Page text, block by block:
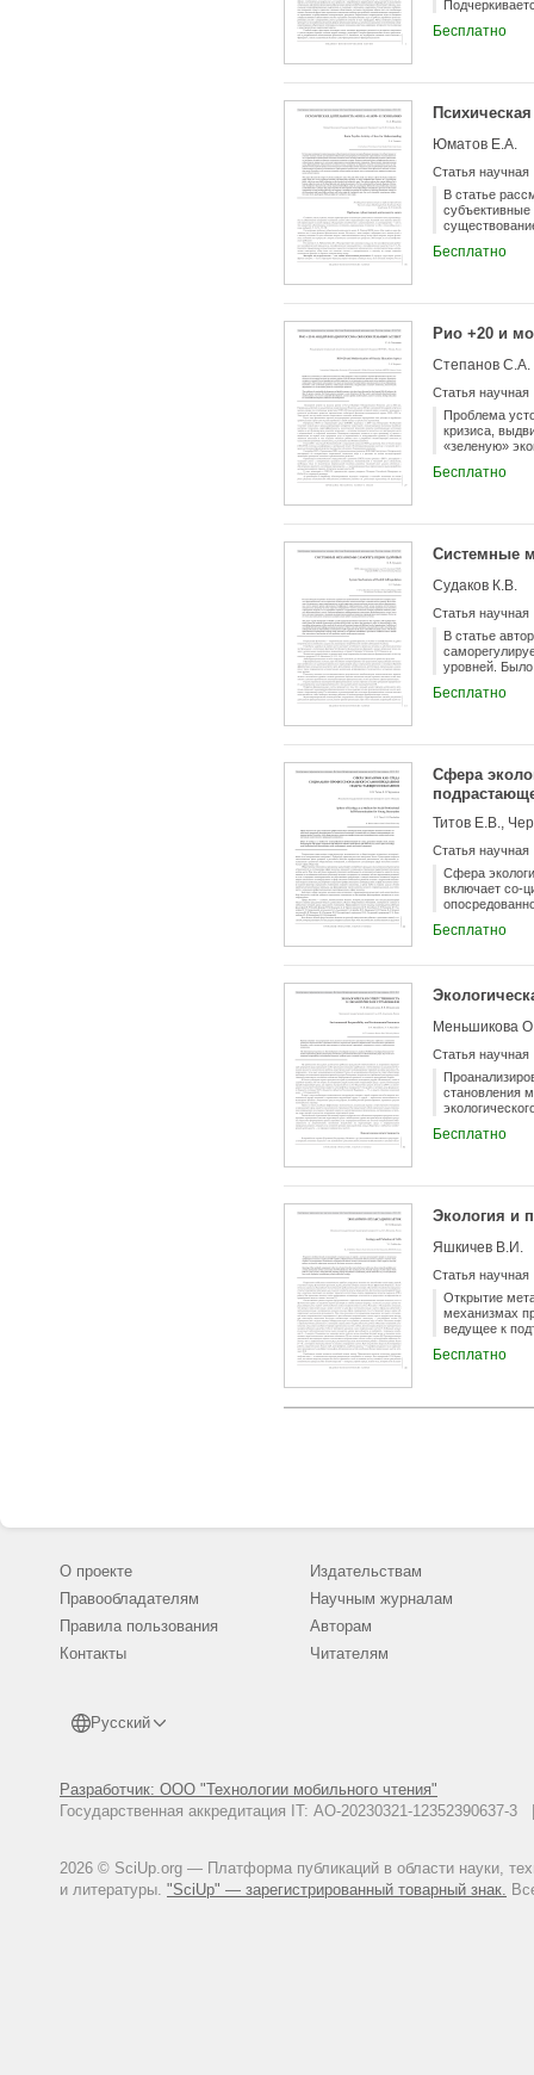
системных и
Бесплатно
Юматов Е.А.
Статья научная
В статье
субъективные
крови.
Бесплатно
Рио +20 и
Степанов С.А.
Статья научная
Проблема
кризиса,
«зеленую»
перестройки
Бесплатно
Системные
Судаков К.В.
Статья научная
В статье
уровней. Было
между
механизмов
Бесплатно
Сфера
Титов Е.В.,
Статья научная
Сфера
включает со-
Бесплатно
Меньшикова
Статья научная
становления
Бесплатно
Экология и
Яшкичев В.И.
Статья научная
Открытие
механизмах
ведущее к
Бесплатно
О проекте
Правообладателям
Правила пользования
Контакты
Русский
Разработчик: ООО "Технологии мобильного чтения"
Государственная аккредитация IT: АО-20230321-
2026 © SciUp.org — Платформа публикаций в области науки,
и литературы. "SciUp" — зарегистрированный товарный знак.
Издательствам
Научным журналам
Авторам
Читателям